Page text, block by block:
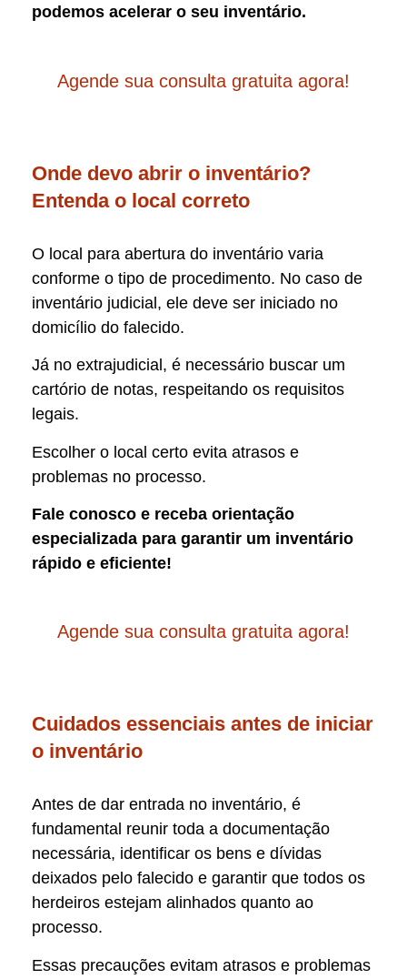
podemos acelerar o seu inventário.
Agende sua consulta gratuita agora!
Onde devo abrir o inventário?
Entenda o local correto
O local para abertura do inventário varia
conforme o tipo de procedimento. No caso de
inventário judicial, ele deve ser iniciado no
domicílio do falecido.
Já no extrajudicial, é necessário buscar um
cartório de notas, respeitando os requisitos
legais.
Escolher o local certo evita atrasos e
problemas no processo.
Fale conosco e receba orientação
especializada para garantir um inventário
rápido e eficiente!
Agende sua consulta gratuita agora!
Cuidados essenciais antes de iniciar
o inventário
Antes de dar entrada no inventário, é
fundamental reunir toda a documentação
necessária, identificar os bens e dívidas
deixados pelo falecido e garantir que todos os
herdeiros estejam alinhados quanto ao
processo.
Essas precauções evitam atrasos e problemas